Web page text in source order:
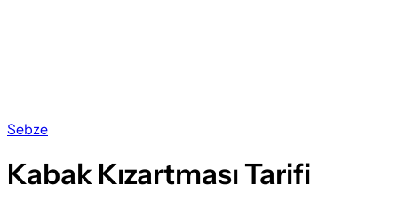
Sebze
Kabak Kızartması Tarifi